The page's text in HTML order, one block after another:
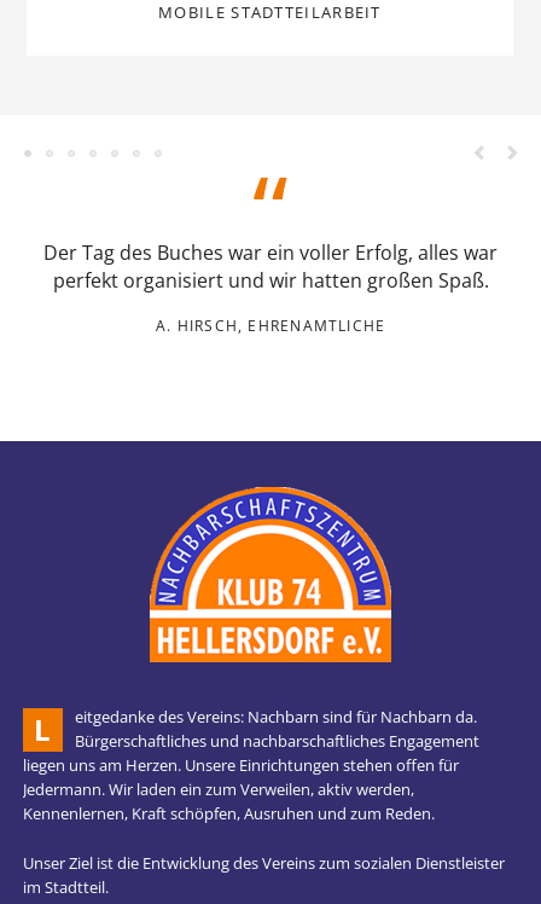
Der Tag des Buches war ein voller Erfolg, alles war
perfekt organisiert und wir hatten großen Spaß.
A. HIRSCH, EHRENAMTLICHE
L
eitgedanke des Vereins: Nachbarn sind für Nachbarn da.
Bürgerschaftliches und nachbarschaftliches Engagement
liegen uns am Herzen. Unsere Einrichtungen stehen offen für
Jedermann. Wir laden ein zum Verweilen, aktiv werden,
Kennenlernen, Kraft schöpfen, Ausruhen und zum Reden.
Unser Ziel ist die Entwicklung des Vereins zum sozialen Dienstleister
im Stadtteil.